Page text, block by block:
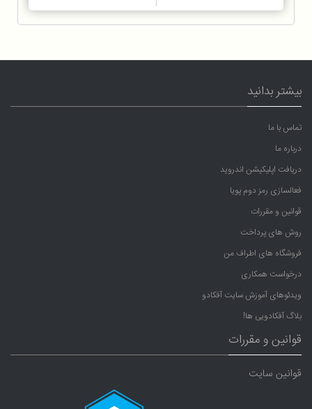
بیشتر بدانید
تماس با ما
درباره ما
دریافت اپلیکیشن اندروید
فعالسازی رمز دوم پویا
قوانین و مقررات
روش های پرداخت
فروشگاه های اطراف من
درخواست همکاری
ویدئوهای آموزش سایت آفکادو
بلاگ آفکادویی ها!
قوانین و مقررات
قوانین سایت